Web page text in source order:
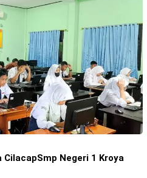
CilacapSmp Negeri 1 Kroya